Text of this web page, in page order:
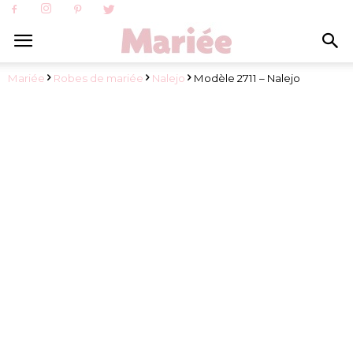
Mariée Robes de mariée Nalejo Modèle 2711 – Nalejo